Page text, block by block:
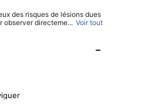
des risques de lésions dues
observer directement le soleil.
de lumière artificielle. 4) Ne
chocs mécaniques.
... Voir tout
Suiveurs